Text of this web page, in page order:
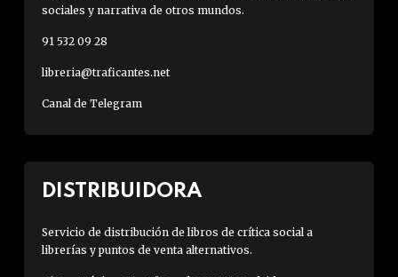
sociales y narrativa de otros mundos.
91 532 09 28
libreria@traficantes.net
Canal de Telegram
DISTRIBUIDORA
Servicio de distribución de libros de crítica social a
librerías y puntos de venta alternativos.